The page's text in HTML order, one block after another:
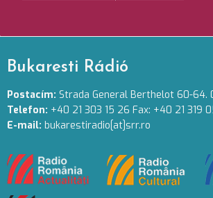
Bukaresti Rádió
Postacím: Strada General Berthelot 60-64.
Telefon: +40 21 303 15 26 Fax: +40 21 319
E-mail: bukarestiradio[at]srr.ro